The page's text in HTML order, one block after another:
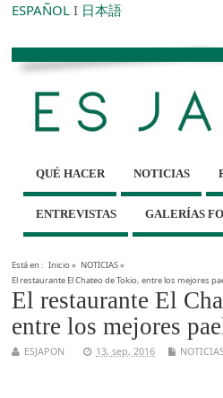
ESPAÑOL I 日本語
QUÉ HACER NOTICIAS
ENTREVISTAS GALERÍAS
Está en : Inicio» NOTICIAS»
El restaurante El Chateo de Tokio, entre los mejores
El restaurante El
entre los mejores
ESJAPON 13, sep, 2016